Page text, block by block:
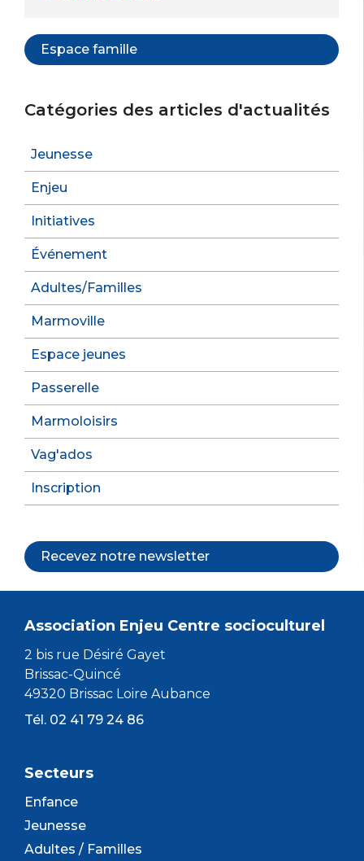
Espace famille
Catégories des articles d'actualités
Jeunesse
Enjeu
Initiatives
Événement
Adultes/Familles
Marmoville
Espace jeunes
Passerelle
Marmoloisirs
Vag'ados
Inscription
Recevez notre newsletter
Association Enjeu Centre socioculturel
2 bis rue Désiré Gayet
Brissac-Quincé
49320 Brissac Loire Aubance
Tél. 02 41 79 24 86
Secteurs
Enfance
Jeunesse
Adultes / Familles